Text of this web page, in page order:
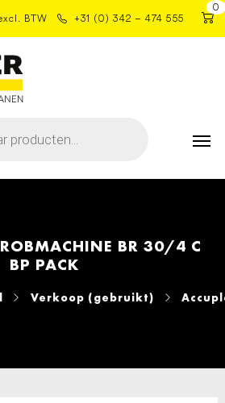
BTW +31 (0) 342 – 474 555
0
BR 30/4 C
BP PACK
Verkoop (gebruikt)